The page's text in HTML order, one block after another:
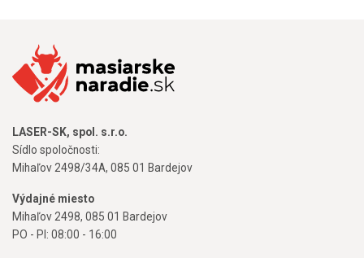
LASER-SK, spol. s.r.o.
Sídlo spoločnosti:
Mihaľov 2498/34A, 085 01 Bardejov
Výdajné miesto
Mihaľov 2498, 085 01 Bardejov
PO - PI: 08:00 - 16:00